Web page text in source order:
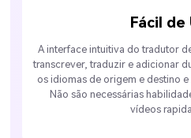
Fácil de
A interface intuitiva do tradutor
transcrever, traduzir e adicionar
os idiomas de origem e destino
Não são necessárias
vídeos